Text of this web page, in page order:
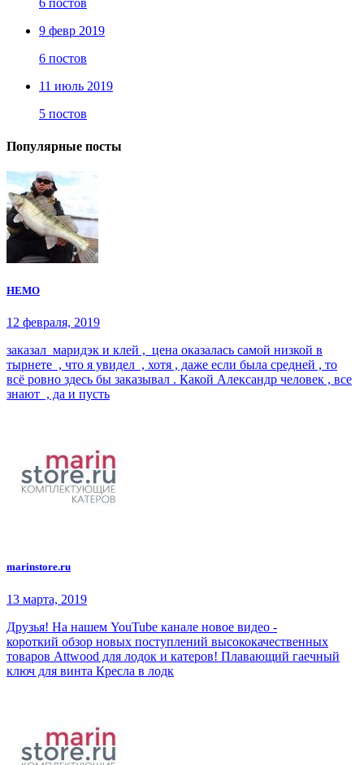
6 постов
9 февр 2019
6 постов
11 июль 2019
5 постов
Популярные посты
НЕМО
12 февраля, 2019
заказал маридэк и клей , цена оказалась самой низкой в
тырнете , что я увидел , хотя , даже если была средней , то
всё ровно здесь бы заказывал . Какой Александр человек , все
знают , да и пусть
marinstore.ru
13 марта, 2019
Друзья! На нашем YouTube канале новое видео -
короткий обзор новых поступлений высококачественных
товаров Attwood для лодок и катеров! Плавающий гаечный
ключ для винта Кресла в лодк